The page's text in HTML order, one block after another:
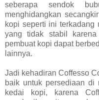
seberapa sendok
menghidangkan
kopi seperti ini terkadang
yang tidak stabil karena
pembuat kopi dapat
lainnya.
Jadi kehadiran Coffesso
baik untuk persediaan di
kedai kopi, karena